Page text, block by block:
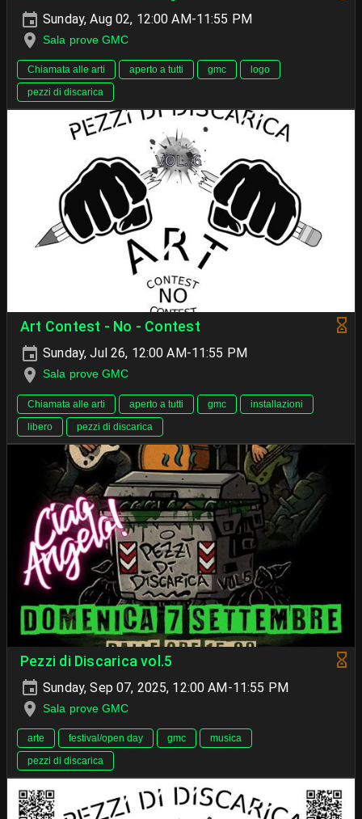
Sunday, Aug 02, 12:00 AM-11:55 PM
Sala prove GMC
Chiamata alle arti aperto a tutti gmc
logo
pezzi di discarica
Art Contest - No - Contest
Sunday, Jul 26, 12:00 AM-11:55 PM
Sala prove GMC
Chiamata alle arti aperto a tutti gmc
installazioni
libero
pezzi di discarica
Pezzi di Discarica vol.5
Sunday, Sep 07, 2025, 12:00 AM-11:55 PM
Sala prove GMC
arte festival/open day gmc
musica
pezzi di discarica